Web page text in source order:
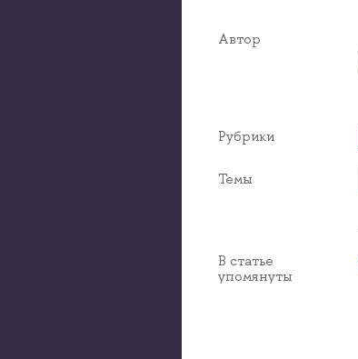
Автор
Рубрики
Темы
В статье
упомянуты